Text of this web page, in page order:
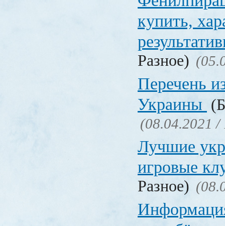
купить,
Разное)
Перечень
Украины
(08.04.2021 /
Лучшие
игровые
Разное)